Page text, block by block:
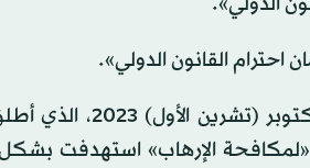
القانون الدولي».
وتصاعد العنف في الضفة الغربية بعد هجوم حركة «حماس» في
عملية قال إنها «لمكافحة الإرهاب» استهدفت